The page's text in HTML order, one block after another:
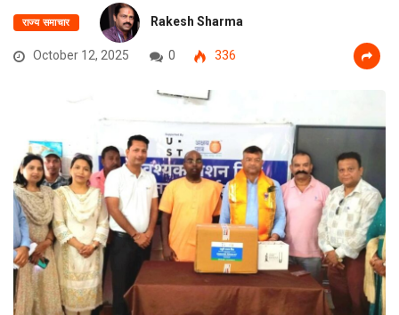
राज्य समाचार Rakesh Sharma
October 12, 2025 0 336